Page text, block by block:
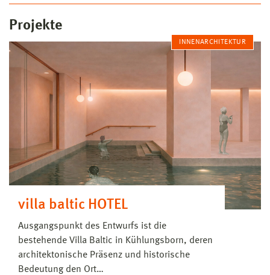
Projekte
INNENARCHITEKTUR
villa baltic HOTEL
Ausgangspunkt des Entwurfs ist die
bestehende Villa Baltic in Kühlungsborn, deren
architektonische Präsenz und historische
Bedeutung den Ort…